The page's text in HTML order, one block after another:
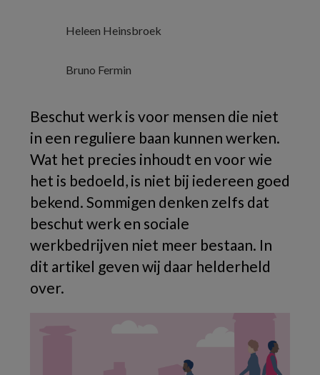
Heleen Heinsbroek
Bruno Fermin
Beschut werk is voor mensen die niet
in een reguliere baan kunnen werken.
Wat het precies inhoudt en voor wie
het is bedoeld, is niet bij iedereen goed
bekend. Sommigen denken zelfs dat
beschut werk en sociale
werkbedrijven niet meer bestaan. In
dit artikel geven wij daar helderheld
over.